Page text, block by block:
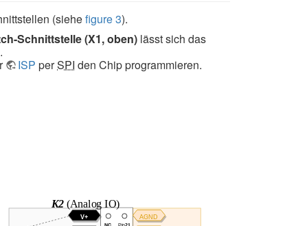
(siehefigure 3).
Schnittstelle (X1, oben) lässt sich das
ISP perSPI den Chip programmieren.